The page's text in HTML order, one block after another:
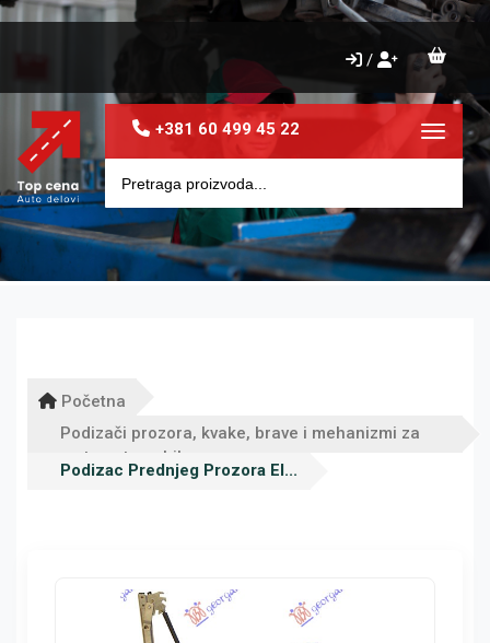
/
+381 60 499 45 22 Toggle
Početna
Podizači prozora, kvake, brave i mehanizmi za
vrata automobila
Podizac Prednjeg Prozora El...